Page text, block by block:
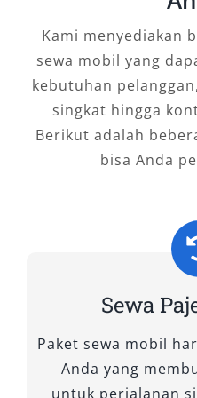
kepada Salsa Wisata
Pajero Lombok yang
terjangkau.
Tipe Mobil
Sewakan di
menghadirkan layanan
dengan berbagai tipe
perjalanan Anda.
andalan dengan
bertenaga, Mitsubishi
solusi ideal untuk
Kami menyediakan
sewa mobil yang
kebutuhan
singkat hingga
Berikut adalah
bisa Anda
Sewa
Paket sewa mobil
Anda yang
untuk perjalanan